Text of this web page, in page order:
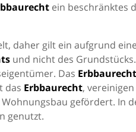
ein beschränktes
daher gilt ein aufgrund
und nicht des Grundstücks.
Das Erbbaurecht
das Erbbaurecht,
gefördert. In
genutzt.